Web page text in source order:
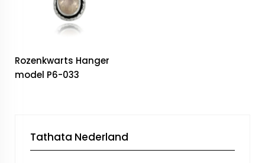
Rozenkwarts Hanger
model P6-033
Tathata Nederland